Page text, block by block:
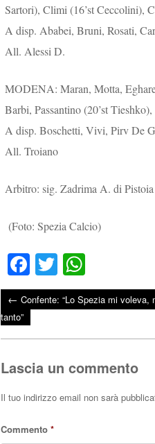
Sartori), Climi (16’st Ceccolini),
A disp. Ababei, Bruni, Rosati,
All. Alessi D.
MODENA: Maran, Motta,
Barbi, Passantino (20’st
A disp. Boschetti, Vivi, Pirv De
All. Troiano
Arbitro: sig. Zadrima A. di Pistoia
(Foto: Spezia Calcio)
Fa
ce
bo
ok
T
wi
tte
r
ha
ts
A
Post navigation
← Confente: “Lo Spezia mi
tanto”
Lascia un commento
Il tuo indirizzo email non sarà
Commento *